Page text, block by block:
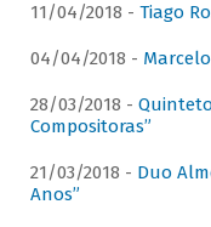
11/04/2018 - Tiago
04/04/2018 -
28/03/2018 -
Compositoras”
21/03/2018 - Duo
Anos”